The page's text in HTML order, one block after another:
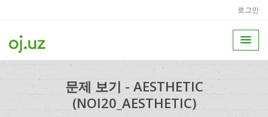
로그인
문제 보기 - AESTHETIC
(NOI20_AESTHETIC)